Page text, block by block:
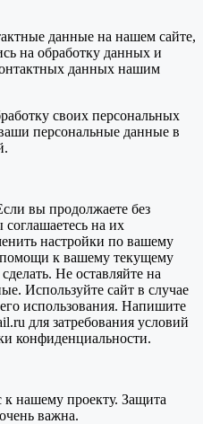
данные на нашем сайте,
на обработку данных и
данных нашим
своих персональных
персональные данные в
вы продолжаете без
на их
настройки по вашему
к вашему текущему
Не оставляйте на
Используйте сайт в случае
использования. Напишите
для затребования условий
конфиденциальности.
нашему проекту. Защита
важна.